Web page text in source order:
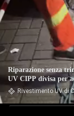
Riparazione senza
UV CIPP divisa per
Rivestimento UV di